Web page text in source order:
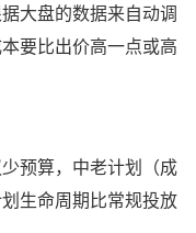
大盘的数据来自动调
要比出价高一点或高
预算，中老计划（成
生命周期比常规投放